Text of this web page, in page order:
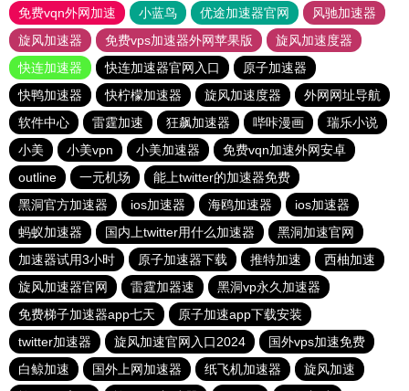
免费vqn外网加速
小蓝鸟 优途加速器官网
风驰加速器
旋风加速器
免费vps加速器外网苹果版
旋风加速度器
快连加速器
快连加速器官网入口
原子加速器
快鸭加速器
快柠檬加速器 旋风加速度器
外网网址导航
软件中心
雷霆加速 狂飙加速器 哔咔漫画
瑞乐小说
小美
小美vpn 小美加速器
免费vqn加速外网安卓
outline
一元机场
能上twitter的加速器免费
黑洞官方加速器
ios加速器 海鸥加速器
ios加速器
蚂蚁加速器
国内上twitter用什么加速器
黑洞加速官网
加速器试用3小时
原子加速器下载 推特加速
西柚加速
旋风加速器官网
雷霆加器速
黑洞vp永久加速器
免费梯子加速器app七天
原子加速app下载安装
twitter加速器
旋风加速官网入口2024
国外vps加速免费
白鲸加速
国外上网加速器 纸飞机加速器
旋风加速